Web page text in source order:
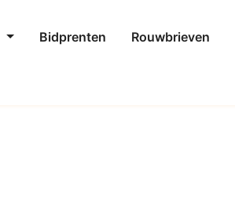
Bidprenten Rouwbrieven